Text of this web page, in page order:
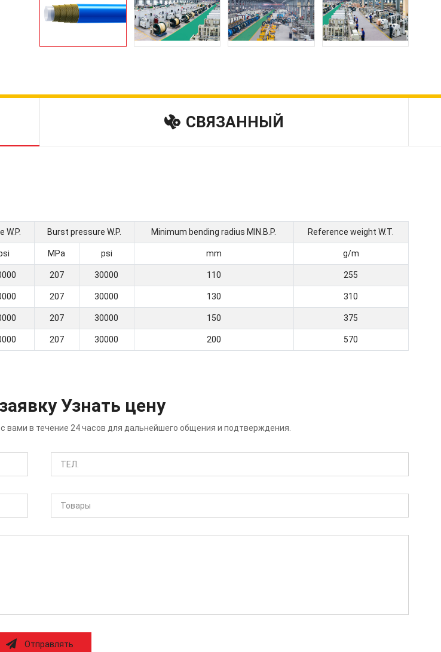
СВЯЗАННЫЙ
W.P. Burst pressure W.P. Minimum bending radius MIN.B.P. Reference weight W.T.
MPa psi mm g/m
207 30000 110 255
207 30000 130 310
207 30000 150 375
207 30000 200 570
Узнать цену
в течение 24 часов для дальнейшего общения и подтверждения.
Отправлять